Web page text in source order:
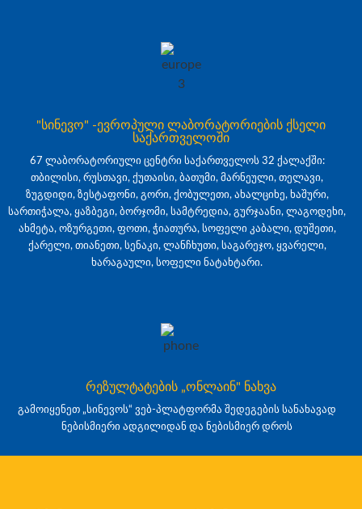
"სინევო" -ევროპული ლაბორატორიების ქსელი
საქართველოში
67 ლაბორატორიული ცენტრი საქართველოს 32 ქალაქში:
თბილისი, რუსთავი, ქუთაისი, ბათუმი, მარნეული, თელავი,
ზუგდიდი, ზესტაფონი, გორი, ქობულეთი, ახალციხე, ხაშური,
სართიჭალა, ყაზბეგი, ბორჯომი, სამტრედია, გურჯაანი, ლაგოდეხი,
ახმეტა, ოზურგეთი, ფოთი, ჭიათურა, სოფელი კაბალი, დუშეთი,
ქარელი, თიანეთი, სენაკი, ლანჩხუთი, საგარეჯო, ყვარელი,
ხარაგაული, სოფელი ნატახტარი.
რეზულტატების „ონლაინ" ნახვა
გამოიყენეთ „სინევოს“ ვებ-პლატფორმა შედეგების სანახავად
ნებისმიერი ადგილიდან და ნებისმიერ დროს